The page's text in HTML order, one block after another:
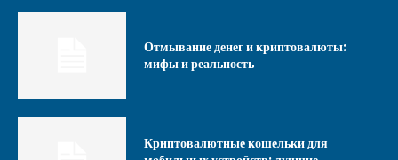
Отмывание денег и криптовалюты:
мифы и реальность
Криптовалютные кошельки для